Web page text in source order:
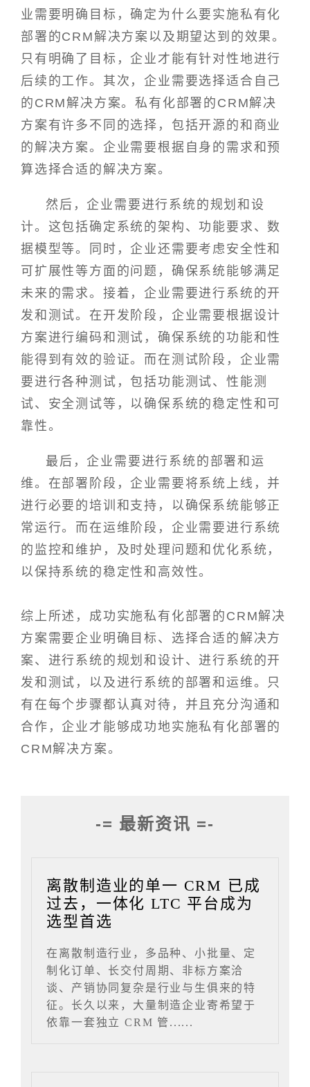
业需要明确目标，确定为什么要实施私有化
部署的CRM解决方案以及期望达到的效果。
只有明确了目标，企业才能有针对性地进行
后续的工作。其次，企业需要选择适合自己
的CRM解决方案。私有化部署的CRM解决
方案有许多不同的选择，包括开源的和商业
的解决方案。企业需要根据自身的需求和预
算选择合适的解决方案。
然后，企业需要进行系统的规划和设
计。这包括确定系统的架构、功能要求、数
据模型等。同时，企业还需要考虑安全性和
可扩展性等方面的问题，确保系统能够满足
未来的需求。接着，企业需要进行系统的开
发和测试。在开发阶段，企业需要根据设计
方案进行编码和测试，确保系统的功能和性
能得到有效的验证。而在测试阶段，企业需
要进行各种测试，包括功能测试、性能测
试、安全测试等，以确保系统的稳定性和可
靠性。
最后，企业需要进行系统的部署和运
维。在部署阶段，企业需要将系统上线，并
进行必要的培训和支持，以确保系统能够正
常运行。而在运维阶段，企业需要进行系统
的监控和维护，及时处理问题和优化系统，
以保持系统的稳定性和高效性。
综上所述，成功实施私有化部署的CRM解决
方案需要企业明确目标、选择合适的解决方
案、进行系统的规划和设计、进行系统的开
发和测试，以及进行系统的部署和运维。只
有在每个步骤都认真对待，并且充分沟通和
合作，企业才能够成功地实施私有化部署的
CRM解决方案。
-= 最新资讯 =-
离散制造业的单一 CRM 已成
过去，一体化 LTC 平台成为
选型首选
在离散制造行业，多品种、小批量、定
制化订单、长交付周期、非标方案洽
谈、产销协同复杂是行业与生俱来的特
征。长久以来，大量制造企业寄希望于
依靠一套独立 CRM 管......